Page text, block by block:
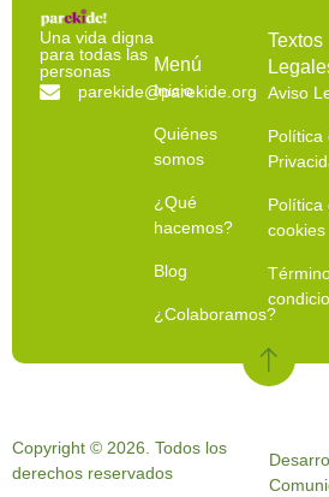
Una vida digna
para todas las
personas
parekide@parekide.org
Menú
Inicio
Quiénes
somos
¿Qué
hacemos?
Blog
¿Colaboramos?
Textos
Aviso
Política
Política
cookies
Copyright © 2026. Todos los
derechos reservados